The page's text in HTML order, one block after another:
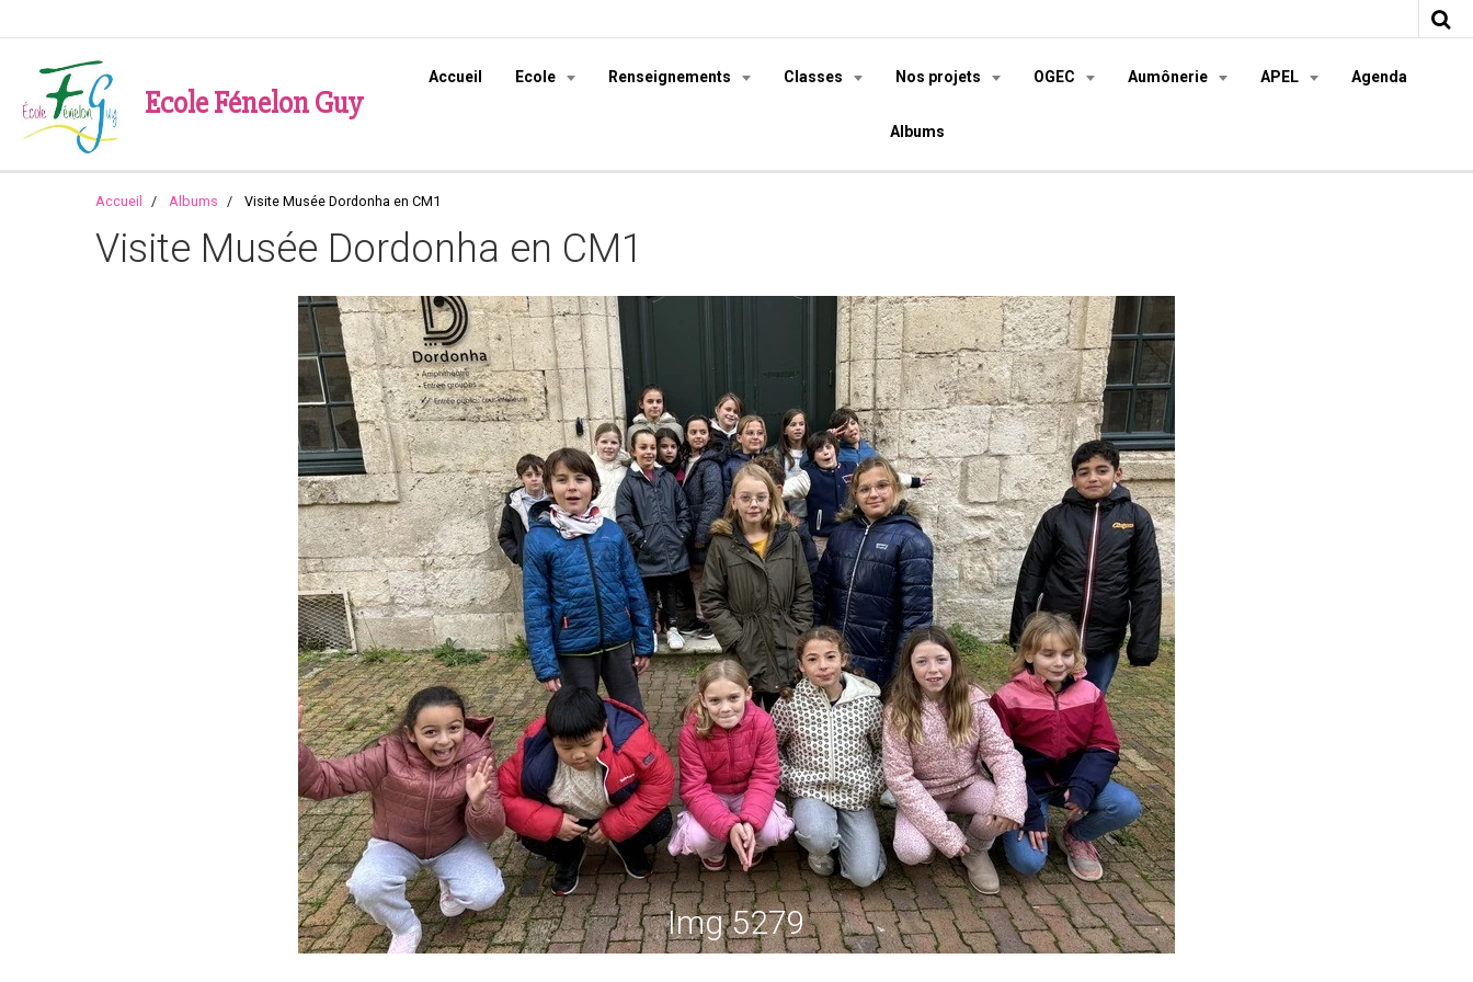
Ecole Fénelon Guy
Accueil Ecole Renseignements Classes Nos projets OGEC Aumônerie APEL Agenda
Albums
Accueil Albums Visite Musée Dordonha en CM1
Visite Musée Dordonha en CM1
Img 5279